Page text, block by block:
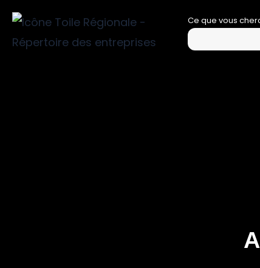
Aller
contenu
Ce que vous